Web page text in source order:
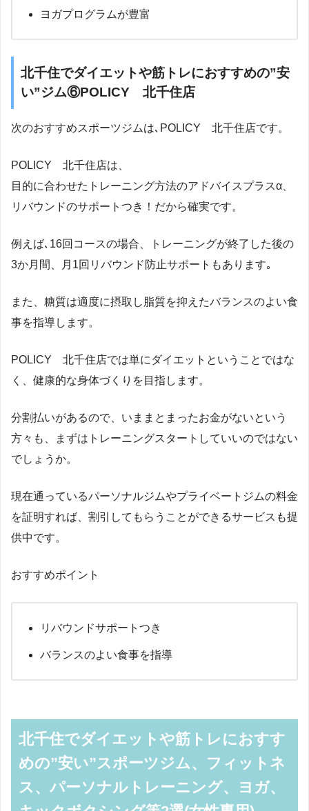
ヨガプログラムが豊富
北千住でダイエットや筋トレにおすすめの”安
い”ジム⑥POLICY 北千住店
次のおすすめスポーツジムは､POLICY 北千住店です。
POLICY 北千住店は、
目的に合わせたトレーニング方法のアドバイスプラスα、
リバウンドのサポートつき！だから確実です。
例えば､16回コースの場合、トレーニングが終了した後の
3か月間、月1回リバウンド防止サポートもあります｡
また、糖質は適度に摂取し脂質を抑えたバランスのよい食
事を指導します。
POLICY 北千住店では単にダイエットということではな
く、健康的な身体づくりを目指します。
分割払いがあるので、いままとまったお金がないという
方々も、まずはトレーニングスタートしていいのではない
でしょうか。
現在通っているパーソナルジムやプライベートジムの料金
を証明すれば、割引してもらうことができるサービスも提
供中です。
おすすめポイント
リバウンドサポートつき
バランスのよい食事を指導
北千住でダイエットや筋トレにおすす
めの”安い”スポーツジム、フィットネ
ス、パーソナルトレーニング、ヨガ、